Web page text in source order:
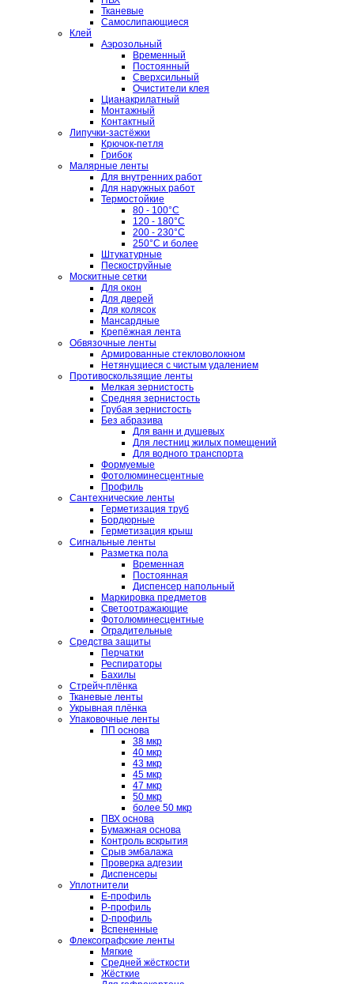
Тканевые
Самослипающиеся
Клей
Аэрозольный
Временный
Постоянный
Сверхсильный
Очистители клея
Цианакрилатный
Монтажный
Контактный
Липучки-застёжки
Крючок-петля
Грибок
Малярные ленты
Для внутренних работ
Для наружных работ
Термостойкие
80 - 100°C
120 - 180°C
200 - 230°C
250°C и более
Штукатурные
Пескоструйные
Москитные сетки
Для окон
Для дверей
Для колясок
Мансардные
Крепёжная лента
Обвязочные ленты
Армированные стекловолокном
Нетянущиеся с чистым удалением
Противоскользящие ленты
Мелкая зернистость
Средняя зернистость
Грубая зернистость
Без абразива
Для ванн и душевых
Для лестниц жилых помещений
Для водного транспорта
Формуемые
Фотолюминесцентные
Профиль
Сантехнические ленты
Герметизация труб
Бордюрные
Герметизация крыш
Сигнальные ленты
Разметка пола
Временная
Постоянная
Диспенсер напольный
Маркировка предметов
Светоотражающие
Фотолюминесцентные
Оградительные
Средства защиты
Перчатки
Респираторы
Бахилы
Стрейч-плёнка
Тканевые ленты
Укрывная плёнка
Упаковочные ленты
ПП основа
38 мкр
40 мкр
43 мкр
45 мкр
47 мкр
50 мкр
более 50 мкр
ПВХ основа
Бумажная основа
Контроль вскрытия
Срыв эмбалажа
Проверка адгезии
Диспенсеры
Уплотнители
E-профиль
P-профиль
D-профиль
Вспененные
Флексографские ленты
Мягкие
Средней жёсткости
Жёсткие